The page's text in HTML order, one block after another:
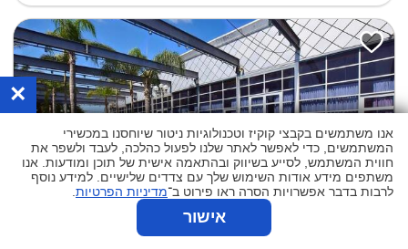
×
אנו משתמשים בקבצי קוקיז וטכנולוגיות ניטור שיוחסנו במכשירי
המשתמשים, כדי לאפשר לאתר שלנו לפעול כהלכה, לעבד ולשפר את
חווית המשתמש, לסייע בשיווק ובהתאמה אישית של תוכן ומודעות. אנו
משתפים מידע אודות השימוש שלך עם צדדים שלישיים. למידע נוסף
לרבות בדבר אפשרויות הסרה ראו פירוט ב־מדיניות הפרטיות
אישור